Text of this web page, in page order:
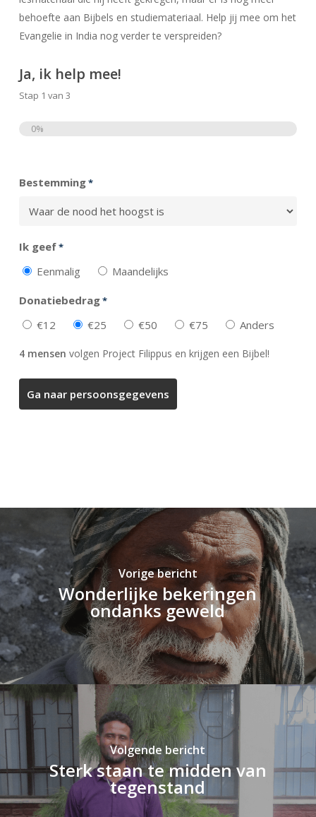
behoefte aan Bijbels en studiemateriaal. Help jij mee om het
Evangelie in India nog verder te verspreiden?
Ja, ik help mee!
Stap 1 van 3
0%
Bestemming*
Ik geef*
Eenmalig Maandelijks
Donatiebedrag*
€12 €25 €50 €75 Anders
4 mensen volgen Project Filippus en krijgen een Bijbel!
Vorige bericht
Wonderlijke bekeringen
ondanks geweld
Volgende bericht
Sterk staan te midden van
tegenstand